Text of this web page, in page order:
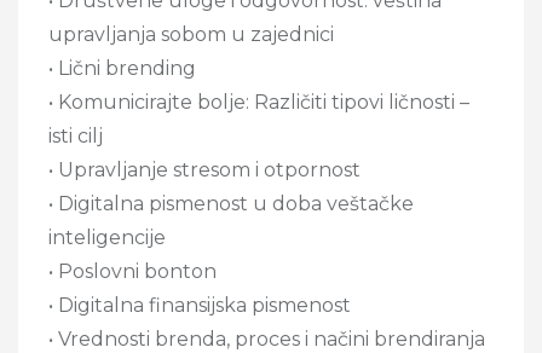
upravljanja sobom u zajednici
• Lični brending
• Komunicirajte bolje: Različiti tipovi ličnosti –
isti cilj
• Upravljanje stresom i otpornost
• Digitalna pismenost u doba veštačke
inteligencije
• Poslovni bonton
• Digitalna finansijska pismenost
• Vrednosti brenda, proces i načini brendiranja